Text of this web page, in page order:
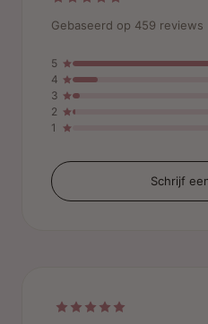
Gebaseerd op 459 reviews
5
4
3
2
1
Schrijf